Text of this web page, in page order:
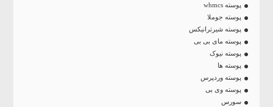
پوسته whmcs
پوسته جوملا
پوسته شیرترانیکس
پوسته مای بی بی
پوسته نیوک
پوسته ها
پوسته وردپرس
پوسته وی بی
سورس